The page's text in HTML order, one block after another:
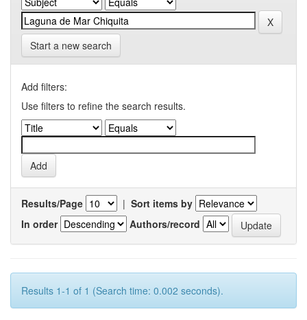
Start a new search
Add filters:
Use filters to refine the search results.
Results/Page | Sort items by
In order
Authors/record
Results 1-1 of 1 (Search time: 0.002 seconds).